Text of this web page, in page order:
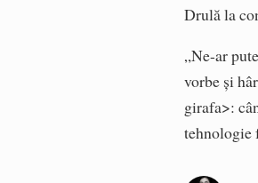
Drulă la
„Ne-ar
vorbe și
girafa>:
tehnologie